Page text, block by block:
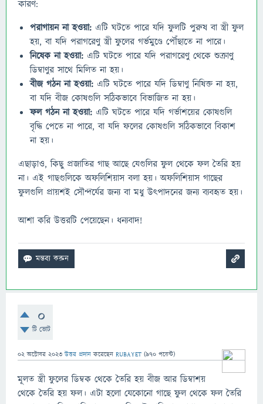
কারণ:
পরাগায়ন না হওয়া: এটি ঘটতে পারে যদি ফুলটি পুরুষ বা স্ত্রী ফুল
হয়, বা যদি পরাগরেণু স্ত্রী ফুলের গর্ভমুণ্ডে পৌঁছাতে না পারে।
নিষেক না হওয়া: এটি ঘটতে পারে যদি পরাগরেণু থেকে শুক্রাণু
ডিম্বাণুর সাথে মিলিত না হয়।
বীজ গঠন না হওয়া: এটি ঘটতে পারে যদি ডিম্বাণু নিষিক্ত না হয়,
বা যদি বীজ কোষগুলি সঠিকভাবে বিভাজিত না হয়।
ফল গঠন না হওয়া: এটি ঘটতে পারে যদি গর্ভাশয়ের কোষগুলি
বৃদ্ধি পেতে না পারে, বা যদি ফলের কোষগুলি সঠিকভাবে বিকাশ
না হয়।
এছাড়াও, কিছু প্রজাতির গাছ আছে যেগুলির ফুল থেকে ফল তৈরি হয়
না। এই গাছগুলিকে অফলিশিয়াস বলা হয়। অফলিশিয়াস গাছের
ফুলগুলি প্রায়শই সৌন্দর্যের জন্য বা মধু উৎপাদনের জন্য ব্যবহৃত হয়।
আশা করি উত্তরটি পেয়েছেন। ধন্যবাদ!
0
টি ভোট
02 অক্টোবর 2023 উত্তর প্রদান করেছেন RUBAYET (970 পয়েন্ট)
মূলত স্ত্রী ফুলের ডিম্বক থেকে তৈরি হয় বীজ আর ডিম্বাশয়
থেকে তৈরি হয় ফল। এটা হলো যেকোনো গাছে ফুল থেকে ফল তৈরি